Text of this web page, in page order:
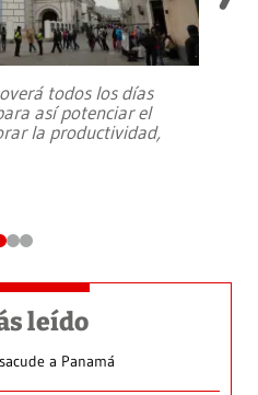
todos los días
así potenciar el
la productividad,
leído
a Panamá